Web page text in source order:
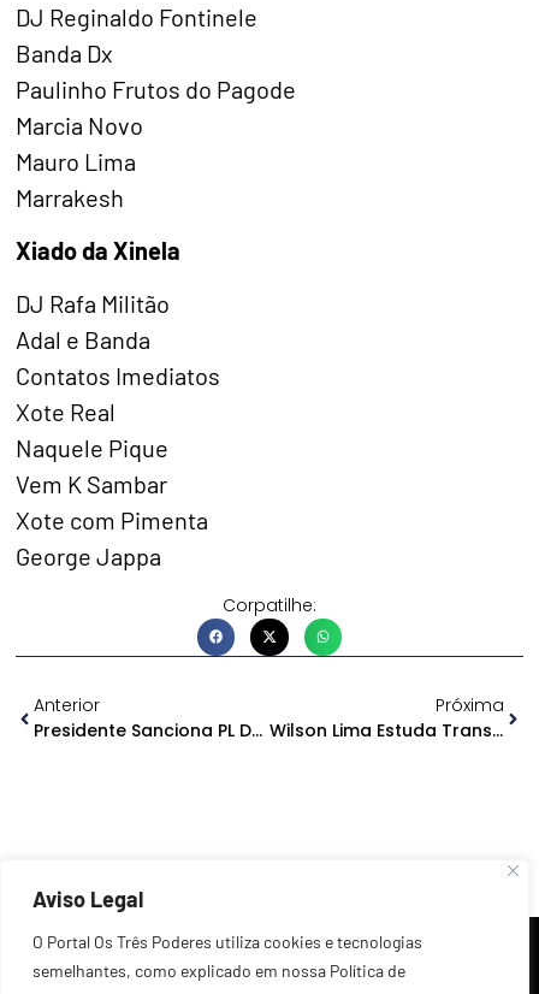
Aviso Legal
O Portal Os Três Poderes utiliza cookies e tecnologias
semelhantes, como explicado em nossa Política de
DJ Reginaldo Fontinele
Banda Dx
Paulinho Frutos do Pagode
Marcia Novo
Mauro Lima
Marrakesh
Xiado da Xinela
DJ Rafa Militão
Adal e Banda
Contatos Imediatos
Xote Real
Naquele Pique
Vem K Sambar
Xote com Pimenta
George Jappa
Corpatilhe:
Anterior
Presidente Sanciona PL Da Cobrança Única De ICMS De Combustível
Próxima
Wilson Lima Estuda Transferir Carnaval Para Abril